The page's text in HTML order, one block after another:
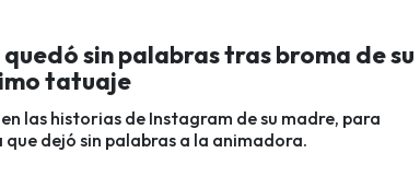
sin palabras tras broma de su
tatuaje
las historias de Instagram de su madre, para
dejó sin palabras a la animadora.